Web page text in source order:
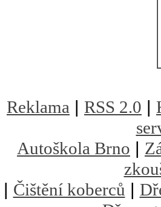
Reklama | RSS 2.0 |
Autoškola Brno |
| Čištění koberců |